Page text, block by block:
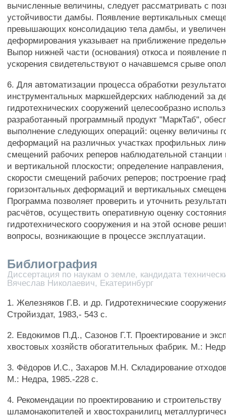
вычисленные величины, следует рассматривать с
устойчивости дамбы. Появление вертикальных
превышающих консолидацию тела дамбы, и
деформирования указывает на приближение
Выпор нижней части (основания) откоса и появление
ускорения свидетельствуют о начавшемся срыве
6. Для автоматизации процесса обработки
инструментальных маркшейдерских наблюдений за
гидротехнических сооружений целесообразно
разработанный программный продукт "МаркТаб",
выполнение следующих операций: оценку величины
деформаций на различных участках профильных
смещений рабочих реперов наблюдательной станции
и вертикальной плоскости; определение
скорости смещений рабочих реперов; построение
горизонтальных деформаций и вертикальных
Программа позволяет проверить и уточнить
расчётов, осуществить оперативную оценку
гидротехнического сооружения и на этой основе
вопросы, возникающие в процессе эксплуатации.
Библиография
Диссертация по наукам о земле, кандидата
Вячеслав Николаевич, Екатеринбург
1. Железняков Г.В. и др. Гидротехнические
Стройиздат, 1983,- 543 с.
2. Евдокимов П.Д., Сазонов Г.Т. Проектирование и
хвостовых хозяйств обогатительных фабрик. М.:
3. Фёдоров И.С., Захаров М.Н. Складирование
М.: Недра, 1985.-228 с.
4. Рекомендации по проектированию и строительству
шламонакопителей и хвостохранилигц